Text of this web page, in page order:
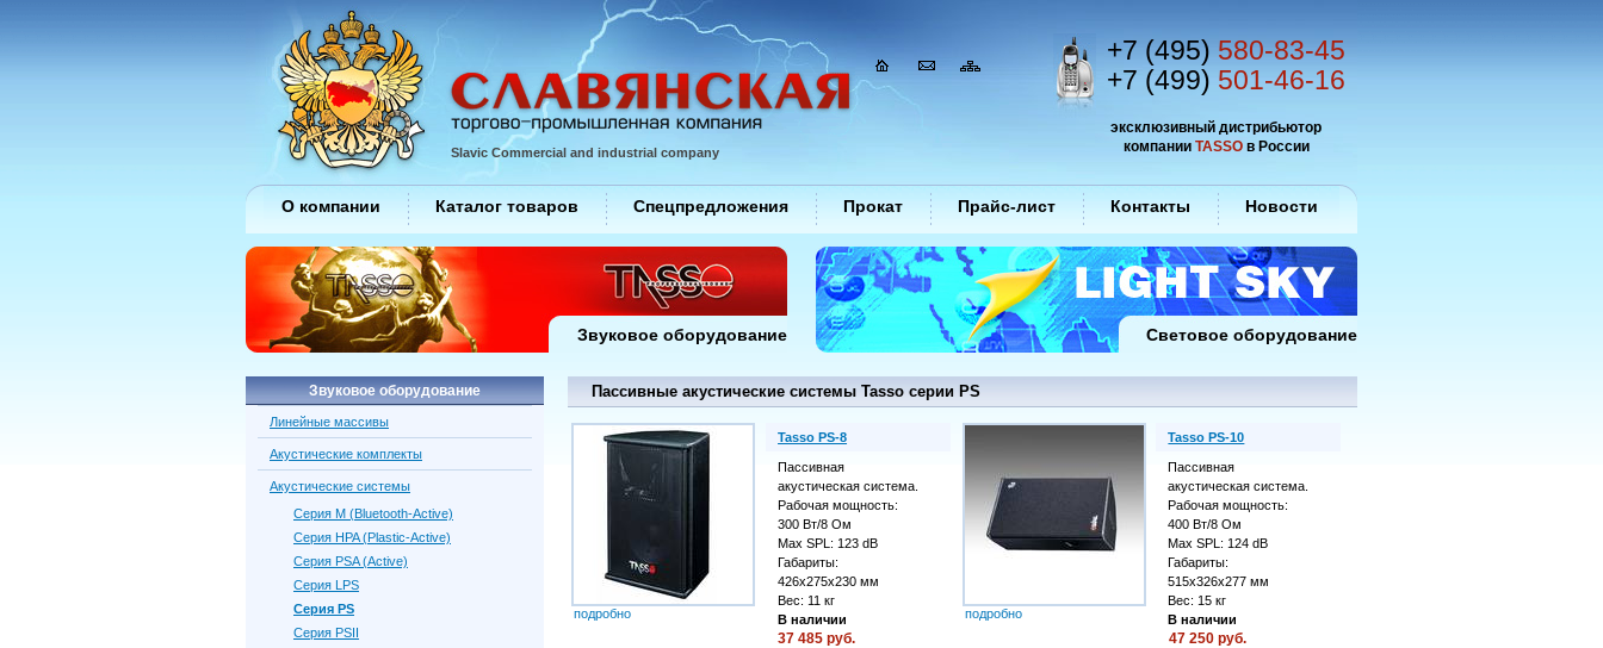
Пассивные акустические системы Tasso серии PS
Tasso PS-8
Пассивная
акустическая система.
Рабочая мощность:
300 Вт/8 Ом
Max SPL: 123 dB
Габариты:
426х275х230 мм
Вес: 11 кг
В наличии
подробно
37 485 руб.
Tasso PS-10
Пассивная
акустическая система.
Рабочая мощность:
400 Вт/8 Ом
Max SPL: 124 dB
Габариты:
515х326х277 мм
Вес: 15 кг
В наличии
подробно
47 250 руб.
Звуковое оборудование
Линейные массивы
Акустические комплекты
Акустические системы
Серия M (Bluetooth-Active)
Серия HPA (Plastic-Active)
Серия PSA (Active)
Серия LPS
Серия PS
Серия PSII
Slavic Commercial and industrial company
эксклюзивный дистрибьютор
компании TASSOв России
+7 (495) 580-83-45
+7 (499) 501-46-16
О компании Каталог товаров Спецпредложения Прокат Прайс-лист Контакты Новости
Звуковое оборудование Световое оборудование